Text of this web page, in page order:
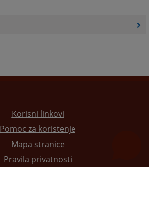
Korisni linkovi
Pomoc za koristenje
Mapa stranice
Pravila privatnosti